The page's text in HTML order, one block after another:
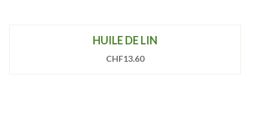
HUILE DE LIN
CHF13.60